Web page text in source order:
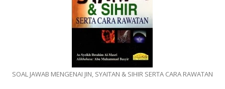
SOAL JAWAB MENGENAI JIN, SYAITAN & SIHIR SERTA CARA RAWATAN